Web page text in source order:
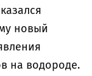
новый
на водороде.